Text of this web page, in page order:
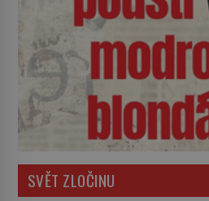
SVĚT ZLOČINU